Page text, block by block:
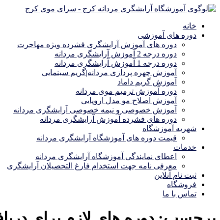
خانه
دوره های آموزشی
دوره های آموزش آرایشگری فشرده ویژه مهاجرت
دوره درجه 2 آموزش آرایشگری مردانه
دوره درجه 1 آموزش آرایشگری مردانه
آموزش چهره پردازی مردانه|گریم سینمایی
آموزش گریم داماد
دوره آموزش ترمیم موی مردانه
آموزش اصلاح مو مدل اروپایی
آموزش خصوصی و نیمه خصوصی آرایشگری مردانه
دوره های فشرده آموزش آرایشگری مردانه
شهریه آموزشگاه
قیمت دوره های آموزشگاه آرایشگری مردانه
خدمات
اعطای نمایندگی آموزشگاه آرایشگری مردانه
معرفی نامه جهت استخدام فارغ التحصیلان آرایشگری
ثبت نام آنلاین
فروشگاه
تماس با ما